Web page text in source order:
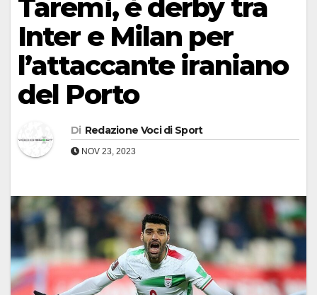
Taremi, è derby tra
Inter e Milan per
l’attaccante iraniano
del Porto
Di Redazione Voci di Sport
NOV 23, 2023